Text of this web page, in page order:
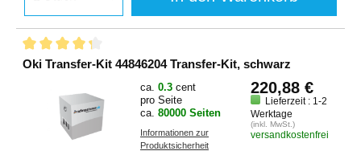
Oki Transfer-Kit 44846204 Transfer-Kit, schwarz
ca. 0.3 cent
pro Seite
ca. 80000 Seiten
Informationen zur
Produktsicherheit
220,88 €
Lieferzeit : 1-2
Werktage
(inkl. MwSt.)
versandkostenfrei